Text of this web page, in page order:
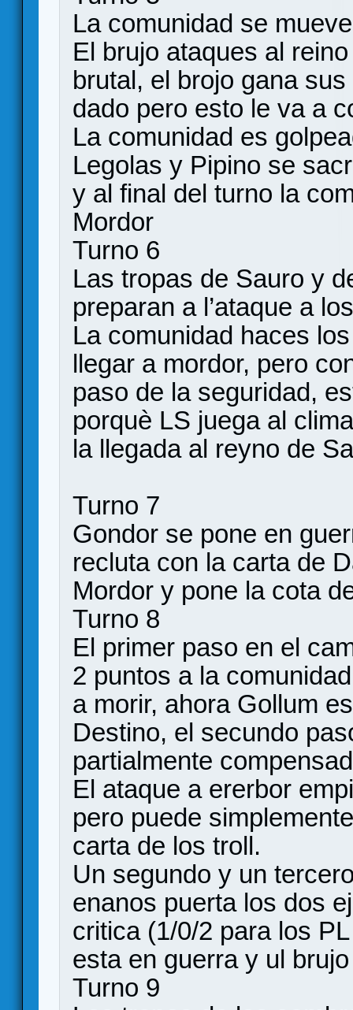
La comunidad se
El brujo ataques al
brutal, el brojo gana
dado pero esto le va a
La comunidad es
Legolas y Pipino se
y al final del turno la
Mordor
Turno 6
Las tropas de Sauro y
preparan a l’ataque a
La comunidad haces
llegar a mordor, pero
paso de la seguridad,
porquè LS juega al
la llegada al reyno de
Turno 7
Gondor se pone en
recluta con la carta de
Mordor y pone la cota
Turno 8
El primer paso en el
2 puntos a la
a morir, ahora Gollum
Destino, el secundo
partialmente
El ataque a ererbor
pero puede
carta de los troll.
Un segundo y un
enanos puerta los dos
critica (1/0/2 para los
esta en guerra y ul
Turno 9